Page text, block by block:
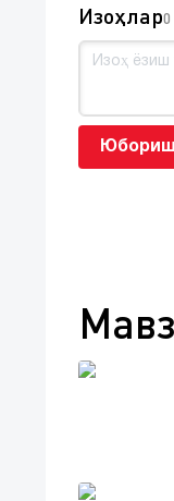
Изоҳлар0
Юбориш